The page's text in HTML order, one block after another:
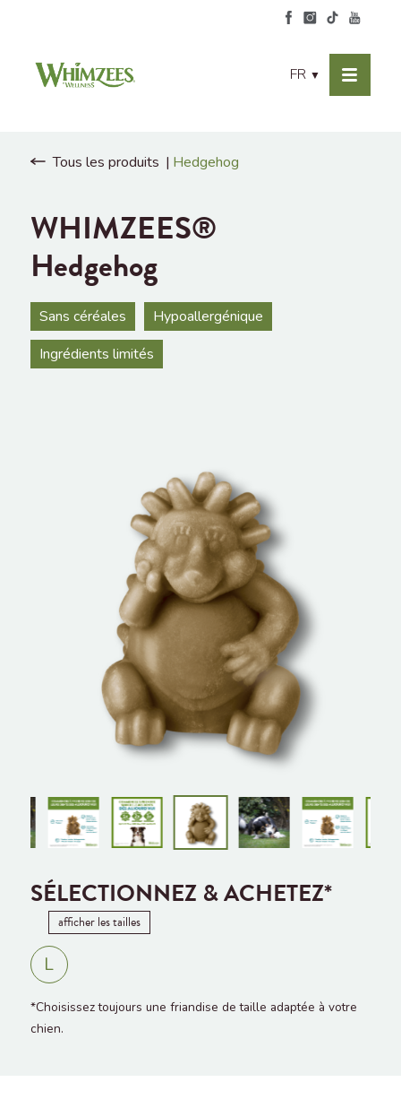
FR ▼
Tous les produits Hedgehog
WHIMZEES®
Hedgehog
Sans céréales
Hypoallergénique
Ingrédients limités
SÉLECTIONNEZ & ACHETEZ*
afficher les tailles
L
*Choisissez toujours une friandise de taille adaptée à votre
chien.